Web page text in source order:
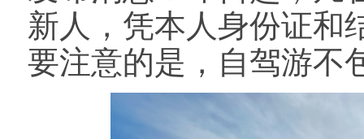
新人，凭本人身份证和
要注意的是，自驾游不